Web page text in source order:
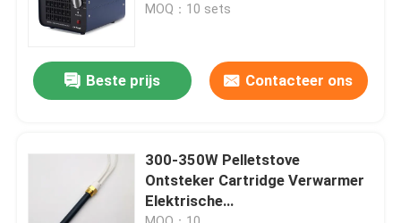
Thuis
Producten
MOQ：10 sets
Beste prijs Contacteer ons
300-350W Pelletstove
Ontsteker Cartridge Verwarmer
Elektrische